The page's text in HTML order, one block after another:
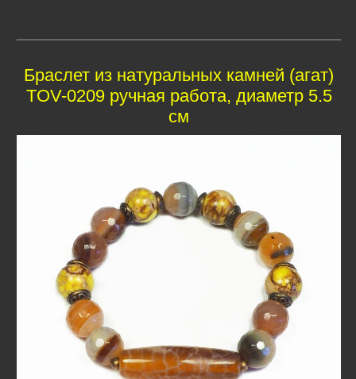
Браслет из натуральных камней (агат)
TOV-0209 ручная работа, диаметр 5.5
см